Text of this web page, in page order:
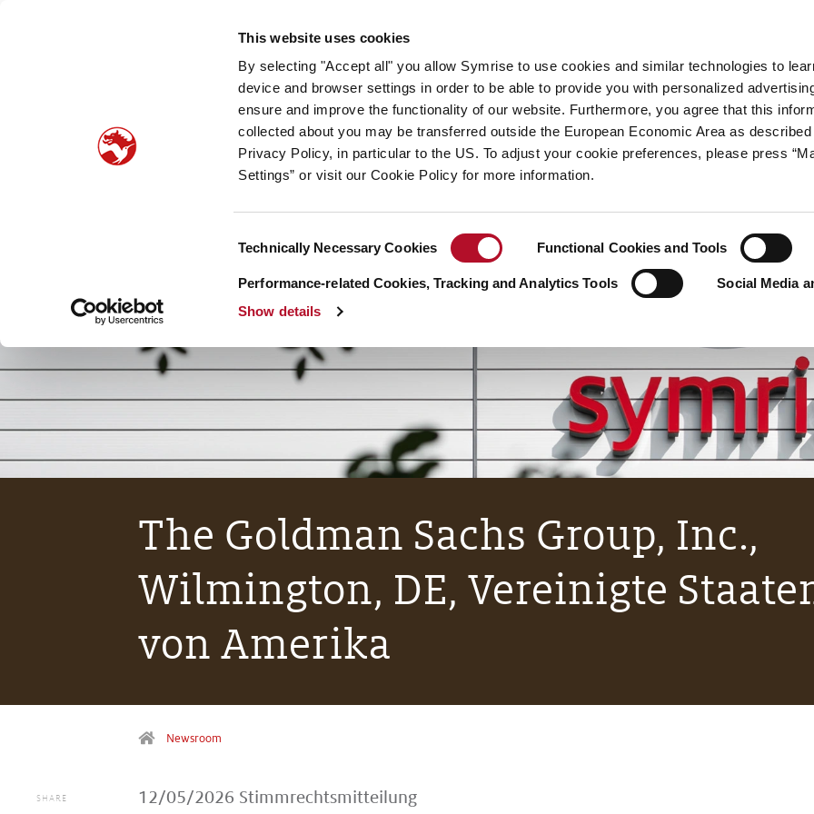
This website uses cookies
By selecting "Accept all" you allow Symrise to use cookies and similar technologies to
device and browser settings in order to be able to provide you with personalized
ensure and improve the functionality of our website. Furthermore, you agree that this
collected about you may be transferred outside the European Economic Area as
Privacy Policy, in particular to the US. To adjust your cookie preferences, please press
Settings” or visit our Cookie Policy for more information.
Selection
Technically Necessary Cookies Functional Cookies and Tools
Performance-related Cookies, Tracking and Analytics Tools
Social Media
Show details
Scent & Care Unsere Geschichten
The Goldman Sachs Group, Inc.,
Wilmington, DE, Vereinigte
von Amerika
Newsroom
SHARE 12/05/2026 Stimmrechtsmitteilung